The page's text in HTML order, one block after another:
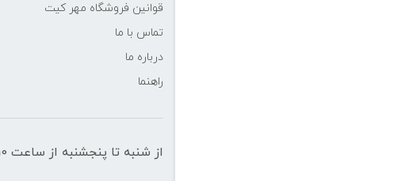
قوانین فروشگاه مهر کیت
تماس با ما
درباره ما
راهنما
از شنبه تا پنجشنبه از ساعت 10 الی 19 پاسخگوی شما هستیم